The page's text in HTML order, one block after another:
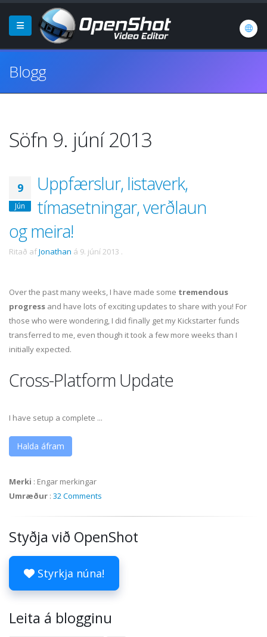
Blogg
Söfn 9. júní 2013
9
Jún
Uppfærslur, listaverk,
tímasetningar, verðlaun
og meira!
Ritað afJonathan á 9. júní 2013 .
Over the past many weeks, I have made some tremendous
progress and have lots of exciting updates to share with you! For
those who were wondering, I did finally get my Kickstarter funds
transferred to me, even though it took a few more weeks than I
initially expected.
Cross-Platform Update
I have setup a complete ...
Halda áfram
Merki : Engar merkingar
Umræður : 32 Comments
Styðja við OpenShot
Styrkja núna!
Leita á blogginu